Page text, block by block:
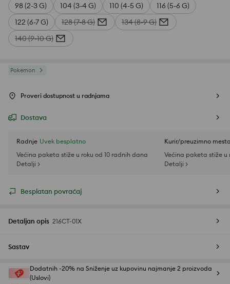
98 (2-3 G) 104 (3-4 G) 110 (4-5 G)
116 (5-6 G)
122 (6-7 G)
128 (7-8 G)
134 (8-9 G)
140 (9-10 G)
Pokemon
Proveri dostupnost u radnjama
Dostava
Radnje Uvek besplatno
Većina paketa stiže u roku od 10 radnih dana
Detalji >
Kurir/preuzimno mesto
Većina paketa stiže u
Detalji >
Besplatan povraćaj
Detaljan opis 216CT-01X
Sastav
Dodatnih -20% na Sniženje uz kupovinu najmanje 2 proizvoda
(Uslovi)